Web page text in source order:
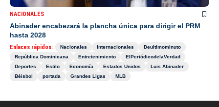
NACIONALES
Abinader encabezará la plancha única para dirigir el PRM
hasta 2028
Enlaces rápidos: Nacionales Internacionales
Deultimominuto
República Dominicana
Entretenimiento
ElPeriódicodelaVerdad
Deportes
Estilo Economía Estados Unidos
Luis Abinader
Béisbol
portada Grandes Ligas MLB